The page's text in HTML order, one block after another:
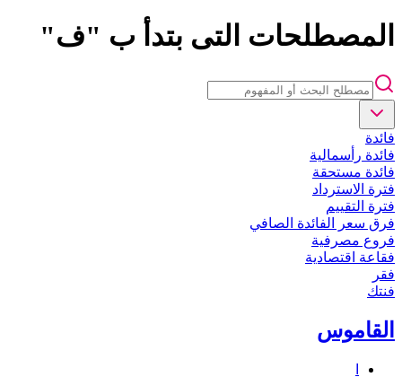
المصطلحات التى بتدأ ب "ف"
فائدة
فائدة رأسمالية
فائدة مستحقة
فترة الاسترداد
فترة التقييم
فرق سعر الفائدة الصافي
فروع مصرفية
فقاعة اقتصادية
فقر
فنتك
القاموس